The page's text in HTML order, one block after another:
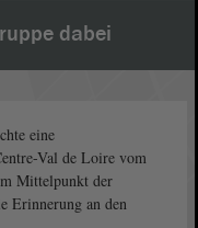
dabei
eine
Val de Loire vom
Mittelpunkt der
Erinnerung an den